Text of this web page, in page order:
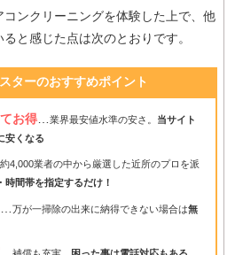
ンクリーニングを体験した上で、他
と感じた点は次のとおりです。
ターのおすすめポイント
お得… 業界最安値水準の安さ。 当サイト
安くなる
約4,000業者の中から厳選した近所のプロを派
時間帯を指定するだけ！
万が一掃除の出来に納得できない場合は無